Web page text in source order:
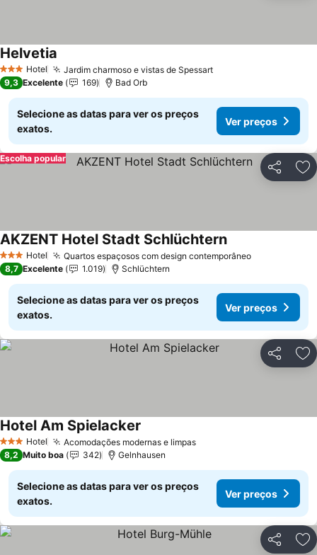
3 EstrelasHotel Jardim charmoso e vistas de Spessart
Helvetia
9,3 Excelente 169 Bad Orb
Selecione as datas para ver os preços
exatos.
Ver preços
Partilhar
Escolha popular
3 EstrelasHotel Quartos espaçosos com design contemporâneo
AKZENT Hotel Stadt Schlüchtern
8,7 Excelente 1.019 Schlüchtern
Selecione as datas para ver os preços
exatos.
Ver preços
Partilhar
3 EstrelasHotel Acomodações modernas e limpas
Hotel Am Spielacker
8,2 Muito boa 342 Gelnhausen
Selecione as datas para ver os preços
exatos.
Ver preços
Partilhar